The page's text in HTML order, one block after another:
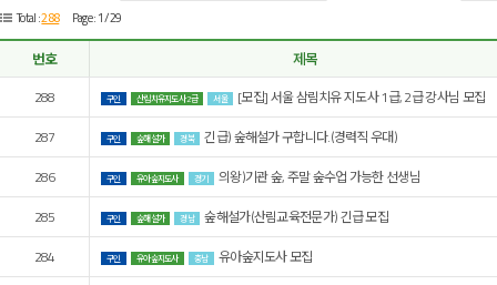
Total :288 Page : 1 /29
번호 제목
288 구인 산림치유지도사 2급 서울
[모집] 서울 삼림치유 지도사 1급, 2급 강사님 모집
287
구인 숲해설가 경북
긴급) 숲해설가 구합니다.(경력직 우대)
286
구인 유아숲지도사 경기
의왕)기관 숲, 주말 숲수업 가능한 선생님
285
구인 숲해설가 경남
숲해설가(산림교육전문가) 긴급 모집
284
구인 유아숲지도사 충남
유아숲지도사 모집